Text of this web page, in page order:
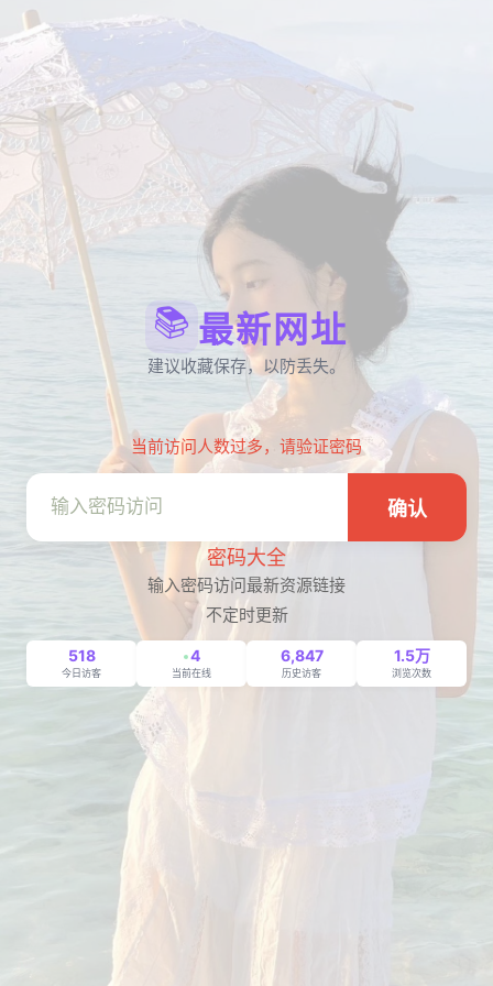
📚 最新网址
建议收藏保存，以防丢失。
当前访问人数过多，请验证密码
确认
密码大全
输入密码访问最新资源链接
不定时更新
518
今日访客
4
当前在线
6,847
历史访客
1.5万
浏览次数